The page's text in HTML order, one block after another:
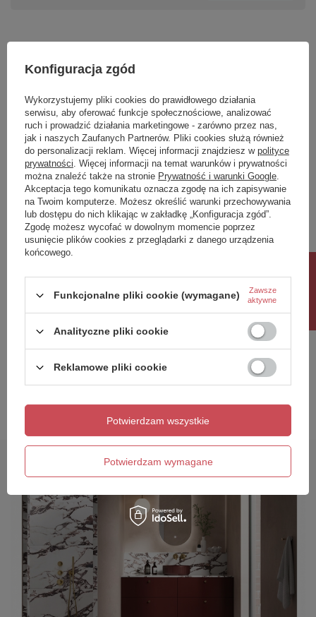
5/5
Treść twojej opinii
Dodaj własne zdjęcie produktu:
Twoje imię
Twój email
Wyślij opinię
Konfiguracja zgód
Wykorzystujemy pliki cookies do prawidłowego działania
serwisu, aby oferować funkcje społecznościowe, analizować
ruch i prowadzić działania marketingowe - zarówno przez nas,
jak i naszych Zaufanych Partnerów. Pliki cookies służą również
do personalizacji reklam. Więcej informacji znajdziesz w polityce
prywatności . Więcej informacji na temat warunków i prywatności
można znaleźć także na stronie Prywatność i warunki Google
Akceptacja tego komunikatu oznacza zgodę na ich zapisywanie
na Twoim komputerze. Możesz określić warunki przechowywania
lub dostępu do nich klikając w zakładkę „Konfiguracja zgód”.
Zgodę możesz wycofać w dowolnym momencie poprzez
usunięcie plików cookies z przeglądarki z danego urządzenia
końcowego.
Funkcjonalne pliki cookie (wymagane)
Zawsze
aktywne
Analityczne pliki cookie
Reklamowe pliki cookie
Potwierdzam wymagane
Potwierdzam wszystkie